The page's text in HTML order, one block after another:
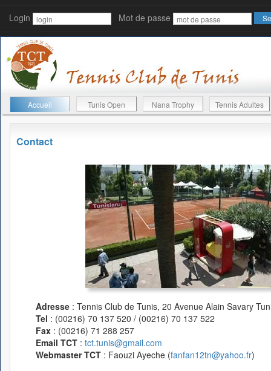
Login Mot de passe
Accueil Tunis Open Nana Trophy Tennis Adultes
Contact
Adresse : Tennis Club de Tunis, 20 Avenue Alain Savary
Tel : (00216) 70 137 520 / (00216) 70 137 522
Fax : (00216) 71 288 257
Email TCT : tct.tunis@gmail.com
Webmaster TCT : Faouzi Ayeche (fanfan12tn@yahoo.fr)